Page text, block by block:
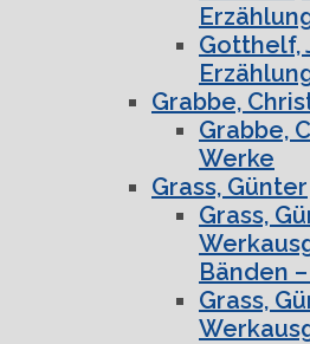
Gotthelf,
Grabbe,
Grabbe,
Werke
Grass, Günter
Grass,
Bänden
Grass,